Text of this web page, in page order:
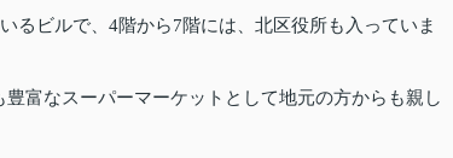
るビルで、4階から7階には、北区役所も入っていま
富なスーパーマーケットとして地元の方からも親し